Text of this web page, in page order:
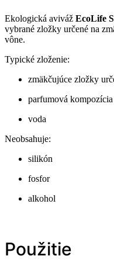
Ekologická aviváž EcoLife
vybrané zložky určené na
vône.
Typické zloženie:
zmäkčujúce zložky
parfumová
voda
Neobsahuje:
silikón
fosfor
alkohol
Použitie